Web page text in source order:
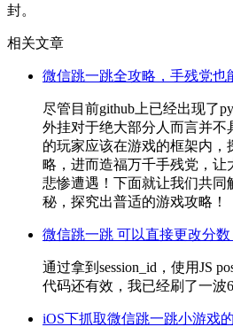
封。
相关文章
微信跳一跳全攻略，手残党也
尽管目前github上已经出现了
外挂对于绝大部分人而言并不
的玩家应该在游戏的框架内
略，进而造福万千手残党，让
悲惨遭遇！下面就让我们共同
秘，探究出普适的游戏攻略！
微信跳一跳 可以直接更改分
通过拿到session_id，使用JS
代码还有效，我已经刷了一波
iOS下抓取微信跳一跳小游戏的